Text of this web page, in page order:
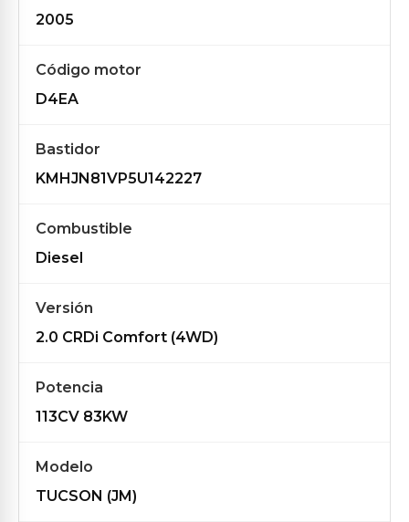
2005
Código motor
D4EA
Bastidor
KMHJN81VP5U142227
Combustible
Diesel
Versión
2.0 CRDi Comfort (4WD)
Potencia
113CV 83KW
Modelo
TUCSON (JM)